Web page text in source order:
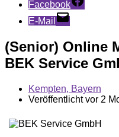
Facebook
E-Mail
(Senior) Online
BEK Service
Kempten, Bayern
Veröffentlicht vor 2